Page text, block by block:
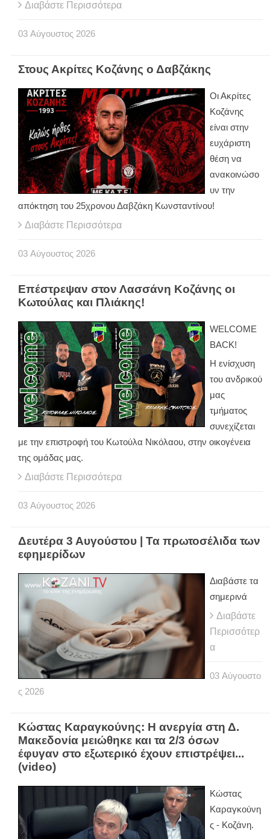
Διαβάστε Περισσότερα
03 Αύγουστος 2026
Στους Ακρίτες Κοζάνης ο Δαβζάκης
Οι Ακρίτες
Κοζάνης
είναι στην
ευχάριστη
θέση να
ανακοινώσο
υν την
απόκτηση του 25χρονου Δαβζάκη Κωνσταντίνου!
Διαβάστε Περισσότερα
03 Αύγουστος 2026
Επέστρεψαν στον Λασσάνη Κοζάνης οι
Κωτούλας και Πλιάκης!
WELCOME
BACK!
Η ενίσχυση
του ανδρικού
μας
τμήματος
συνεχίζεται
με την επιστροφή του Κωτούλα Νικόλαου, στην οικογένεια
της ομάδας μας.
Διαβάστε Περισσότερα
03 Αύγουστος 2026
Δευτέρα 3 Αυγούστου | Τα πρωτοσέλιδα των
εφημερίδων
Διαβάστε τα
σημερινά
Διαβάστε
Περισσότερ
α
03 Αύγουστο
ς 2026
Κώστας Καραγκούνης: Η ανεργία στη Δ.
Μακεδονία μειώθηκε και τα 2/3 όσων
έφυγαν στο εξωτερικό έχουν επιστρέψει...
(video)
Κώστας
Καραγκούνη
ς - Κοζάνη.